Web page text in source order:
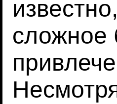
сложное